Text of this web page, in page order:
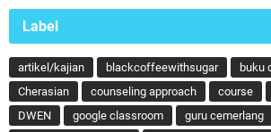
Label
artikel/kajian blackcoffeewithsugar
buku
Cherasian
counseling approach course
DWEN
google classroom guru cemerlang